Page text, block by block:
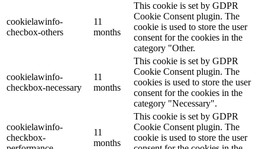
cookielawinfo-
checbox-others
11
months
This cookie is set by GDPR
Cookie Consent plugin. The
cookie is used to store the user
consent for the cookies in the
category "Other.
cookielawinfo-
checkbox-necessary
11
months
This cookie is set by GDPR
Cookie Consent plugin. The
cookies is used to store the user
consent for the cookies in the
category "Necessary".
cookielawinfo-
checkbox-
11
months
This cookie is set by GDPR
Cookie Consent plugin. The
cookie is used to store the user